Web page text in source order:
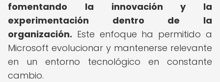
fomentando la innovación y la
experimentación dentro de la
organización. Este enfoque ha permitido a
Microsoft evolucionar y mantenerse relevante
en un entorno tecnológico en constante
cambio.